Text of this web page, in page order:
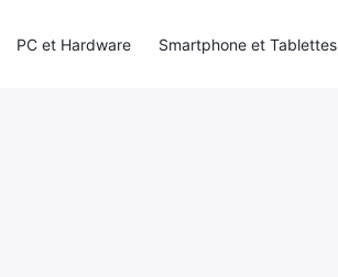
PC et Hardware Smartphone et Tablettes